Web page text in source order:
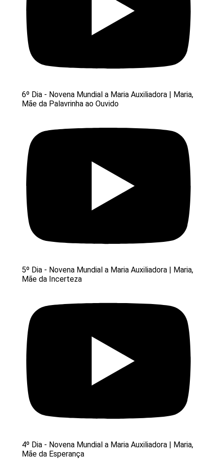
6º Dia - Novena Mundial a Maria Auxiliadora | Maria,
Mãe da Palavrinha ao Ouvido
5º Dia - Novena Mundial a Maria Auxiliadora | Maria,
Mãe da Incerteza
4º Dia - Novena Mundial a Maria Auxiliadora | Maria,
Mãe da Esperança